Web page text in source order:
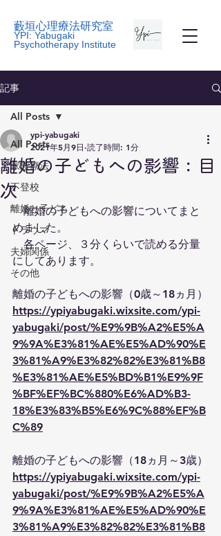
藪垣心理療法研究室
YPI: Yabugaki
Psychotherapy Institute
記事
All Posts
家族療法
不登校
離婚と子ども
トラウマ
夫婦関係
その他
All Posts
離婚の子どもへの影響：目
次
ypi-yabugaki
2021年5月9日 読了時間: 1分
離婚の子どもへの影響についてまと
めました。
各ページ、３分くらいで読める分量
にしてあります。
離婚の子どもへの影響（0歳～18ヵ月）
https://ypiyabugaki.wixsite.com/ypi-
yabugaki/post/%E9%9B%A2%E5%A
9%9A%E3%81%AE%E5%AD%90%E
3%81%A9%E3%82%82%E3%81%B8
%E3%81%AE%E5%BD%B1%E9%9F
%BF%EF%BC%880%E6%AD%B3-
18%E3%83%B5%E6%9C%88%EF%B
C%89
離婚の子どもへの影響（18ヵ月～3歳）
https://ypiyabugaki.wixsite.com/ypi-
yabugaki/post/%E9%9B%A2%E5%A
9%9A%E3%81%AE%E5%AD%90%E
3%81%A9%E3%82%82%E3%81%B8